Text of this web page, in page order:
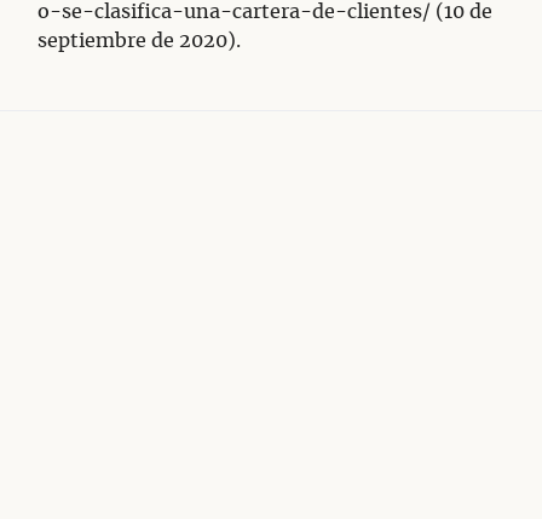
o-se-clasifica-una-cartera-de-clientes/ (10 de
septiembre de 2020).